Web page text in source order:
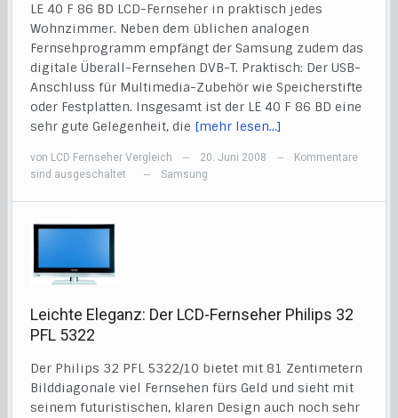
LE 40 F 86 BD LCD-Fernseher in praktisch jedes
Wohnzimmer. Neben dem üblichen analogen
Fernsehprogramm empfängt der Samsung zudem das
digitale Überall-Fernsehen DVB-T. Praktisch: Der USB-
Anschluss für Multimedia-Zubehör wie Speicherstifte
oder Festplatten. Insgesamt ist der LE 40 F 86 BD eine
sehr gute Gelegenheit, die [mehr lesen…]
von LCD Fernseher Vergleich — 20. Juni 2008 —
Kommentare
sind ausgeschaltet
— Samsung
Leichte Eleganz: Der LCD-Fernseher Philips 32
PFL 5322
Der Philips 32 PFL 5322/10 bietet mit 81 Zentimetern
Bilddiagonale viel Fernsehen fürs Geld und sieht mit
seinem futuristischen, klaren Design auch noch sehr